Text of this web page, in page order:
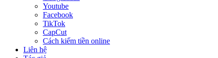
Youtube
Facebook
TikTok
CapCut
Cách kiếm tiền online
Liên hệ